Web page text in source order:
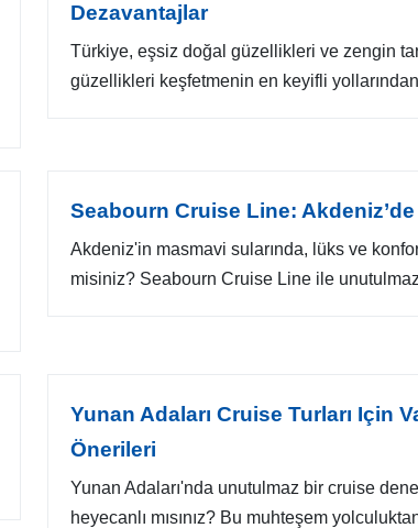
Dezavantajlar
Türkiye, eşsiz doğal güzellikleri ve zengin
güzellikleri keşfetmenin en keyifli
Seabourn Cruise Line:
Akdeniz'in masmavi sularında, lüks ve
misiniz? Seabourn Cruise Line ile
Yunan Adaları Cruise Turları Için
Önerileri
Yunan Adaları'nda unutulmaz bir cruise
heyecanlı mısınız? Bu muhteşem